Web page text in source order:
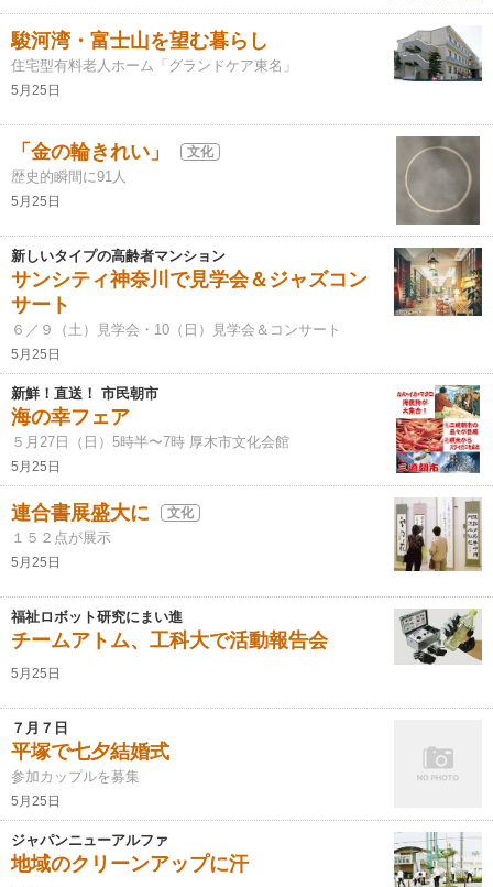
駿河湾・富士山を望む暮らし
住宅型有料老人ホーム「グランドケア東名」
5月25日
「金の輪きれい」 文化
歴史的瞬間に91人
5月25日
新しいタイプの高齢者マンション
サンシティ神奈川で見学会＆ジャズコン
サート
６／９（土）見学会・10（日）見学会＆コンサート
5月25日
新鮮！直送！ 市民朝市
海の幸フェア
５月27日（日）5時半〜7時 厚木市文化会館
5月25日
連合書展盛大に 文化
１５２点が展示
5月25日
福祉ロボット研究にまい進
チームアトム、工科大で活動報告会
5月25日
７月７日
平塚で七夕結婚式
参加カップルを募集
5月25日
ジャパンニューアルファ
地域のクリーンアップに汗